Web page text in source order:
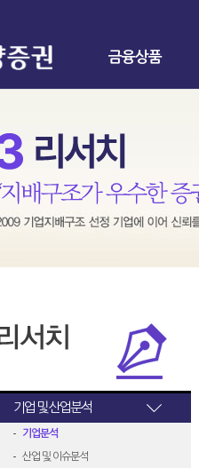
금융상품
기업 및 산업분석
기업분석
산업 및 이슈분석